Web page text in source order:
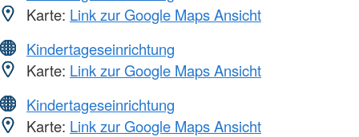
Karte: Link zur Google Maps Ansicht
Kindertageseinrichtung
Karte: Link zur Google Maps Ansicht
Kindertageseinrichtung
Karte: Link zur Google Maps Ansicht